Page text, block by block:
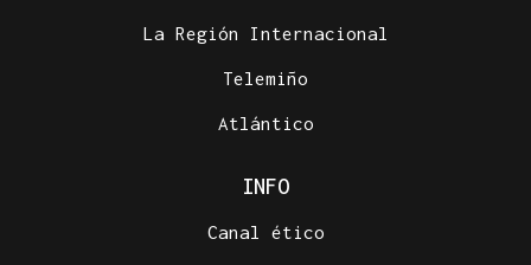
La Región Internacional
Telemiño
Atlántico
INFO
Canal ético